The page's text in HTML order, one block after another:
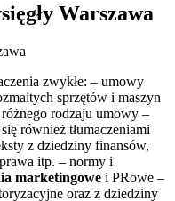
Warszawa
zwykłe: – umowy
sprzętów i maszyn
rodzaju umowy –
również tłumaczeniami
z dziedziny finansów,
itp. – normy i
marketingowe i PRowe –
oraz z dziedziny